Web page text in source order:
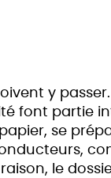
y passer.
font partie
se
le